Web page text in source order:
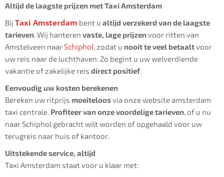
Altijd de laagste prijzen met Taxi Amsterdam
Bij Taxi Amsterdam bent u altijd verzekerd van de laagste
tarieven. Wij hanteren vaste, lage prijzenvoor ritten van
Amstelveen naarSchiphol, zodat u nooit te veel betaaltvoor
uw reis naar de luchthaven. Zo begint u uw welverdiende
vakantie of zakelijke reis direct positief.
Eenvoudig uw kosten berekenen
Bereken uw ritprijs moeiteloosvia onze website amsterdam
taxi centrale. Profiteer van onze voordelige tarieven, of u nu
naar Schiphol gebracht wilt worden of opgehaald voor uw
terugreis naar huis of kantoor.
Uitstekende service, altijd
Taxi Amsterdam staat voor u klaar met: